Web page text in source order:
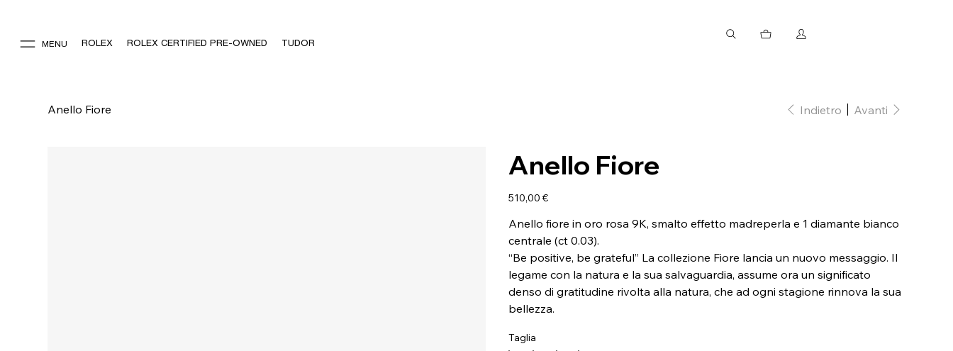
MENU ROLEX ROLEX CERTIFIED PRE-OWNED TUDOR
Anello Fiore Indietro Avanti
Anello Fiore
Prezzo
510,00 €
Anello fiore in oro rosa 9K, smalto effetto madreperla e 1 diamante bianco
centrale (ct 0.03).
“Be positive, be grateful” La collezione Fiore lancia un nuovo messaggio. Il
legame con la natura e la sua salvaguardia, assume ora un significato
denso di gratitudine rivolta alla natura, che ad ogni stagione rinnova la sua
bellezza.
Taglia